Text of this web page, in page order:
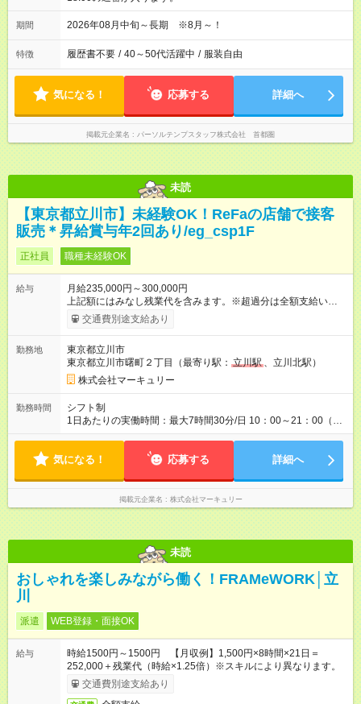
期間 2026年08月中旬～長期 ※8月～！
特徴 履歴書不要 / 40～50代活躍中 / 服装自由
気になる！ 応募する 詳細へ
掲載元企業名 パーソルテンプスタッフ株式会社 首都圏
未読
【東京都立川市】未経験OK！ReFaの店舗で接客
販売＊昇給賞与年2回あり/eg_csp1F
正社員 職種未経験OK
給与
月給235,000円～300,000円
上記額にはみなし残業代を含みます。※超過分は全額支給いたし
ます。 みなし残業代 16,432円／月 みなし残業時間 10時間／月
※能力やスキルを考慮の上、当社規程により決定します。 ーー
に1回の「年次昇給」があり、仕事での成果にあわせて昇給しま
す。特に頑張っている人は、上長の裁量でさらにプラスの昇給
となることも。努力や成長が収入につながる環境です。 【試用
期間】試用期間あり 試用期間の長さ：3ヶ月 雇用形態、給与は
本採用時と同じです。
交通費別途支給あり
勤務地
東京都立川市
東京都立川市曙町２丁目（最寄り駅： 立川駅 、立川北駅）
株式会社マーキュリー
勤務時間
シフト制
1日あたりの実働時間：最大7時間30分/日 10：00～21：00（実
働7.5時間／休憩1時間） ■シフト例 ・10：00～18：30 ・11：
ほぼなし
気になる！ 応募する 詳細へ
掲載元企業名 株式会社マーキュリー
未読
おしゃれを楽しみながら働く！FRAMeWORK│立
川
派遣 WEB登録・面接OK
給与
時給1500円～1500円 【月収例】1,500円×8時間×21日＝
252,000＋残業代（時給×1.25倍）※スキルにより異なります。
交通費別途支給あり